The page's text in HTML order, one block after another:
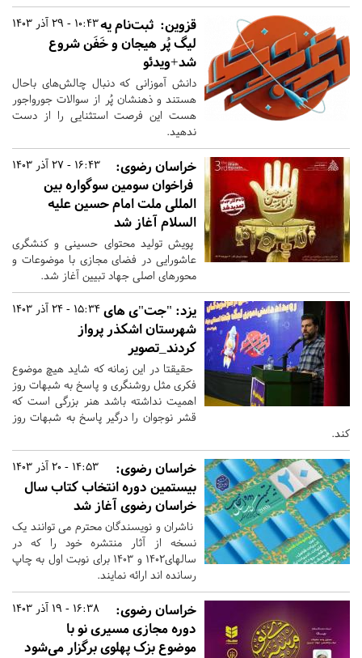
10:43 - 29 آذر 1403 قزوین: ثبت‌نام یه
لیگ پُر هیجان و خَفَن شروع
شد+ویدئو
دانش آموزانی که دنبال چالش‌های باحال
هستند و ذهنشان پُر از سوالات جورواجور
هست این فرصت استثنایی را از دست
ندهید.
16:43 - 27 آذر 1403
خراسان رضوی:
فراخوان سومین سوگواره بین
المللی ملت امام حسین علیه
السلام آغاز شد
پویش تولید محتوای حسینی و کنشگری
عاشورایی در فضای مجازی با موضوعات و
محورهای اصلی جهاد تبیین آغاز شد.
15:34 - 24 آذر 1403 یزد: "جت"ی های
شهرستان اشکذر پرواز
کردند_تصویر
حقیقتا در این زمانه که شاید هیچ موضوع
فکری مثل روشنگری و پاسخ به شبهات روز
اهمیت نداشته باشد هنر بزرگی است که
قشر نوجوان را درگیر پاسخ به شبهات روز
کند.
14:53 - 20 آذر 1403
خراسان رضوی:
بیستمین دوره انتخاب کتاب سال
خراسان رضوی آغاز شد
ناشران و نویسندگان محترم می توانند یک
نسخه از آثار منتشره خود را که در
سالهای۱۴۰۲ و ۱۴۰۳ برای نوبت اول به چاپ
رسانده اند ارائه نمایند.
16:38 - 19 آذر 1403
خراسان رضوی:
دوره مجازی مسیری‌ نو با
موضوع بزک پهلوی برگزار می‌شود